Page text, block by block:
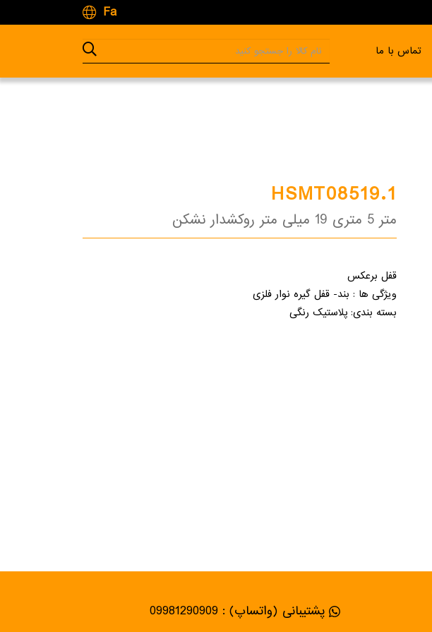
Fa
تماس با ما
HSMT08519.1
متر 5 متری 19 میلی متر روکشدار نشکن
قفل برعکس
ویژگی ها : بند- قفل گیره نوار فلزی
بسته بندی: پلاستیک رنگی
پشتیبانی (واتساپ) : 09981290909